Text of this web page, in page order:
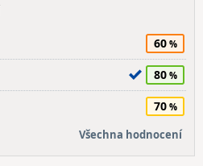
60
80
70
Všechna hodnocení